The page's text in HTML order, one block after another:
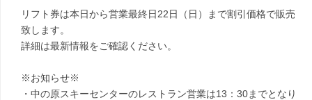
リフト券は本日から営業最終日22日（日）まで割引価格で販売
致します。
詳細は最新情報をご確認ください。
※お知らせ※
・中の原スキーセンターのレストラン営業は13：30までとなり